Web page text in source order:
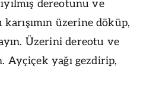
dereotunu ve
üzerine döküp,
Üzerini dereotu ve
Ayçiçek yağı gezdirip,